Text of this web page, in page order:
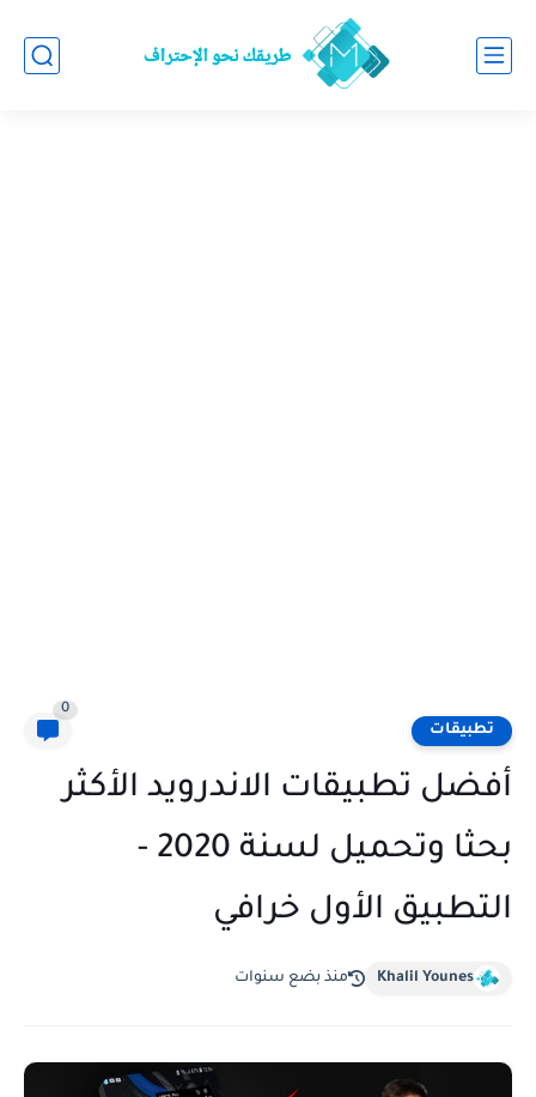
تطبيقات
0
أفضل تطبيقات الاندرويد الأكثر
بحثا وتحميل لسنة 2020 -
التطبيق الأول خرافي
Khalil Younes منذ بضع سنوات